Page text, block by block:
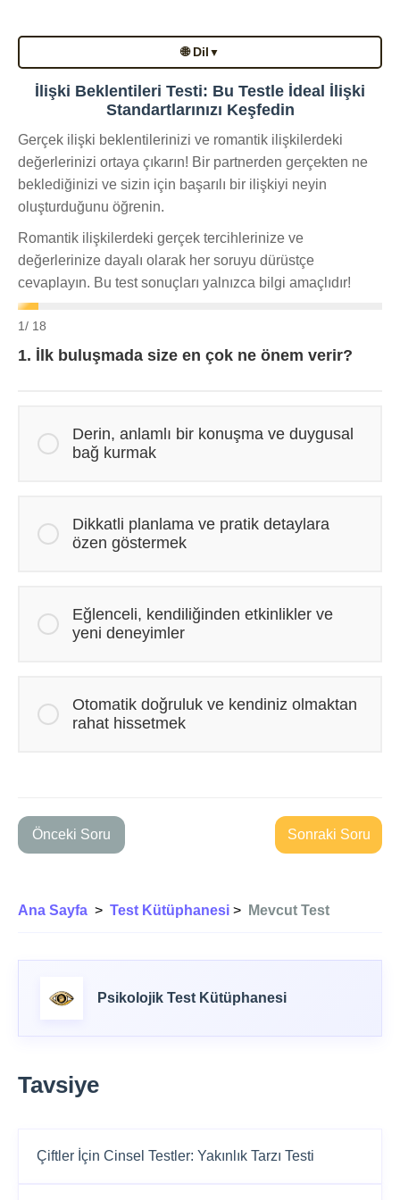
🌐 Dil ▼
İlişki Beklentileri Testi: Bu Testle İdeal İlişki
Standartlarınızı Keşfedin
Gerçek ilişki beklentilerinizi ve romantik ilişkilerdeki
değerlerinizi ortaya çıkarın! Bir partnerden gerçekten ne
beklediğinizi ve sizin için başarılı bir ilişkiyi neyin
oluşturduğunu öğrenin.
Romantik ilişkilerdeki gerçek tercihlerinize ve
değerlerinize dayalı olarak her soruyu dürüstçe
cevaplayın. Bu test sonuçları yalnızca bilgi amaçlıdır!
1/ 18
1. İlk buluşmada size en çok ne önem verir?
Derin, anlamlı bir konuşma ve duygusal
bağ kurmak
Dikkatli planlama ve pratik detaylara
özen göstermek
Eğlenceli, kendiliğinden etkinlikler ve
yeni deneyimler
Otomatik doğruluk ve kendiniz olmaktan
rahat hissetmek
Önceki Soru Sonraki Soru
Ana Sayfa > Test Kütüphanesi > Mevcut Test
Psikolojik Test Kütüphanesi
Tavsiye
Çiftler İçin Cinsel Testler: Yakınlık Tarzı Testi